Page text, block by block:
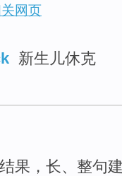
网页
新生儿休克
果，长、整句